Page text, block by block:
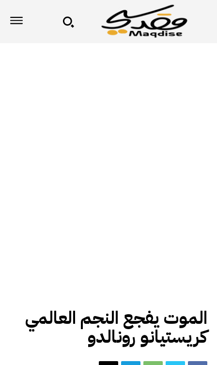
الموت يفجع النجم العالمي
كريستيانو رونالدو